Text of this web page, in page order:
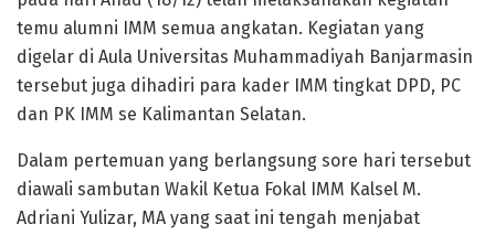
temu alumni IMM semua angkatan. Kegiatan yang
digelar di Aula Universitas Muhammadiyah Banjarmasin
tersebut juga dihadiri para kader IMM tingkat DPD, PC
dan PK IMM se Kalimantan Selatan.
Dalam pertemuan yang berlangsung sore hari tersebut
diawali sambutan Wakil Ketua Fokal IMM Kalsel M.
Adriani Yulizar, MA yang saat ini tengah menjabat